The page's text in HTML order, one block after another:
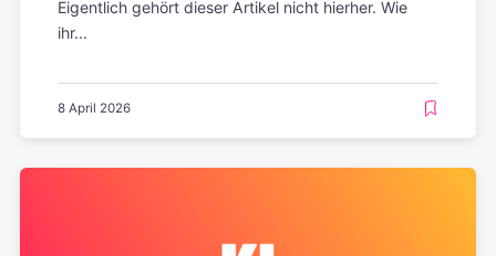
Eigentlich gehört dieser Artikel nicht hierher. Wie
ihr...
8 April 2026